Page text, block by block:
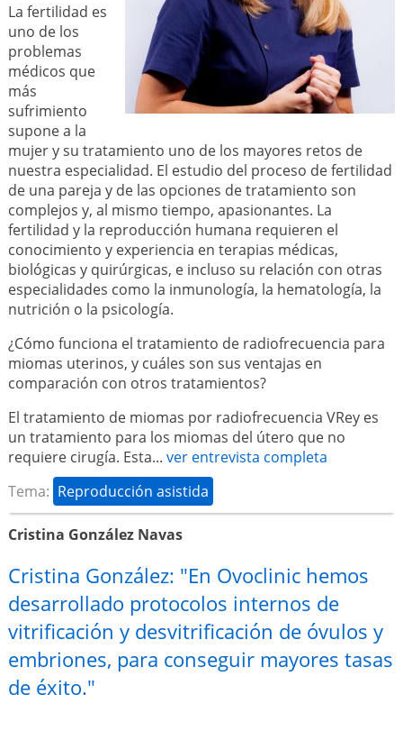
La fertilidad es
uno de los
problemas
médicos que
más
sufrimiento
supone a la
mujer y su tratamiento uno de los mayores retos de
nuestra especialidad. El estudio del proceso de fertilidad
de una pareja y de las opciones de tratamiento son
complejos y, al mismo tiempo, apasionantes. La
fertilidad y la reproducción humana requieren el
conocimiento y experiencia en terapias médicas,
biológicas y quirúrgicas, e incluso su relación con otras
especialidades como la inmunología, la hematología, la
nutrición o la psicología.
¿Cómo funciona el tratamiento de radiofrecuencia para
miomas uterinos, y cuáles son sus ventajas en
comparación con otros tratamientos?
El tratamiento de miomas por radiofrecuencia VRey es
un tratamiento para los miomas del útero que no
requiere cirugía. Esta... ver entrevista completa
Tema: Reproducción asistida
Cristina González Navas
Cristina González: "En Ovoclinic hemos
desarrollado protocolos internos de
vitrificación y desvitrificación de óvulos y
embriones, para conseguir mayores tasas
de éxito."